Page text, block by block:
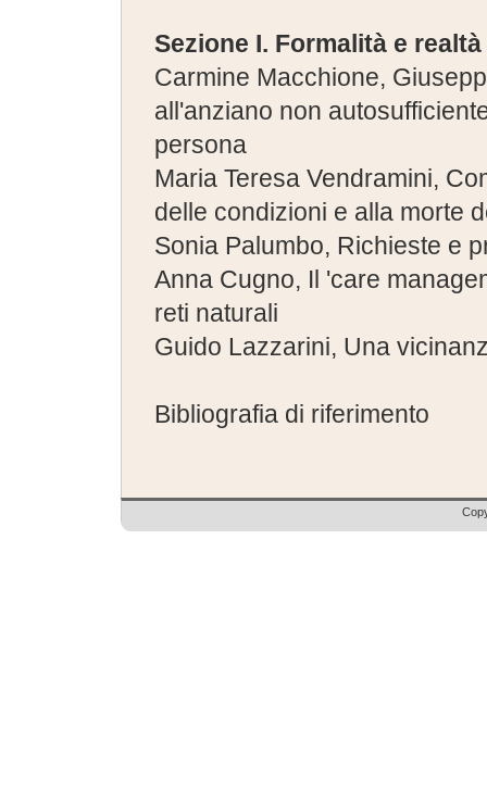
Sezione I. Formalità e
Carmine Macchione,
all'anziano non
persona
Maria Teresa Vendramini,
delle condizioni e alla morte
Sonia Palumbo, Richieste e
Anna Cugno, Il 'care
reti naturali
Guido Lazzarini, Una
Bibliografia di riferimento